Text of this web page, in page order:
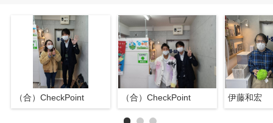
（合）CheckPoint （合）CheckPoint 伊藤和宏